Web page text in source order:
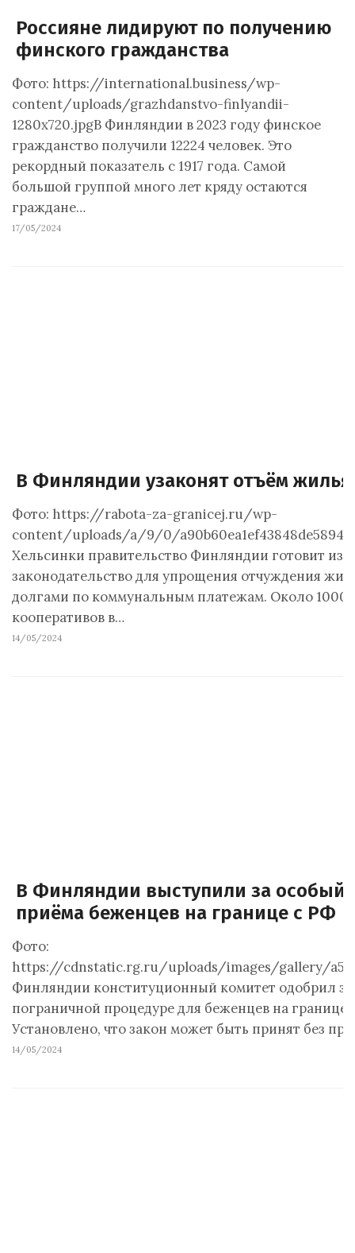
Россияне лидируют по получению
финского гражданства
Фото: https://international.business/wp-
content/uploads/grazhdanstvo-finlyandii-
1280x720.jpgВ Финляндии в 2023 году финское
гражданство получили 12224 человек. Это
рекордный показатель с 1917 года. Самой
большой группой много лет кряду остаются
граждане…
17/05/2024
В Финляндии узаконят отъём жилья
Фото: https://rabota-za-granicej.ru/wp-
content/uploads/a/9/0/
Хельсинки правительство Финляндии готовит
законодательство для упрощения отчуждения
долгами по коммунальным платежам. Около
кооперативов в…
14/05/2024
В Финляндии выступили за особый
приёма беженцев на границе с РФ
Фото:
https://cdnstatic.rg.ru/uploads/images/gallery/
Финляндии конституционный комитет одобрил
пограничной процедуре для беженцев на границе
Установлено, что закон может быть принят без
14/05/2024